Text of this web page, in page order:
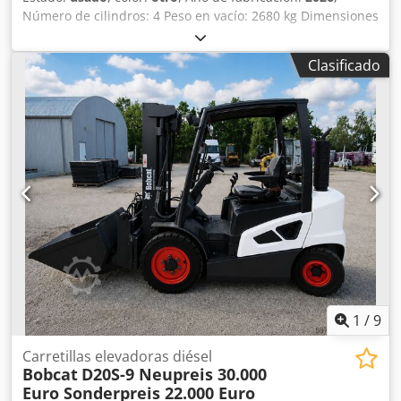
Número de cilindros: 4 Peso en vacío: 2680 kg Dimensiones
(largo x ancho x alto): 337 x 172 x 197 cm Sistema de
cambio rápido: sí Peso propio: 2680 kg Dimensiones de
transporte: 3378 x 1727 x 1972 mm Marca y modelo del
motor: Kubota V2403 Potencia: 36,5 kW / 48,9 CV Cilindros:
4 Tamaño de los neumáticos: ruedas delanteras y traseras:
30x10-16 Ancho de la pala: 1730 mm Equipamiento:
sistema de cambio rápido mecánico Función adicional:
Codpezrv Ulofx Afisha Sin certificación ni registro CE Sin
documentación
Clasificado
1 /9
Carretillas elevadoras diésel
Bobcat D20S-9 Neupreis 30.000
Euro Sonderpreis 22.000 Euro